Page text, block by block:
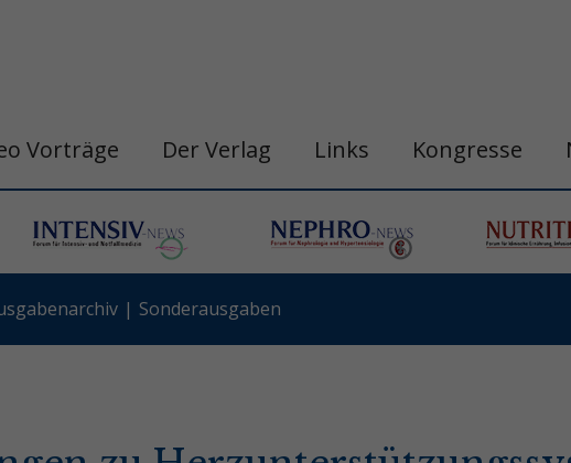
Vorträge Der Verlag Links Kongresse
Sonderausgaben